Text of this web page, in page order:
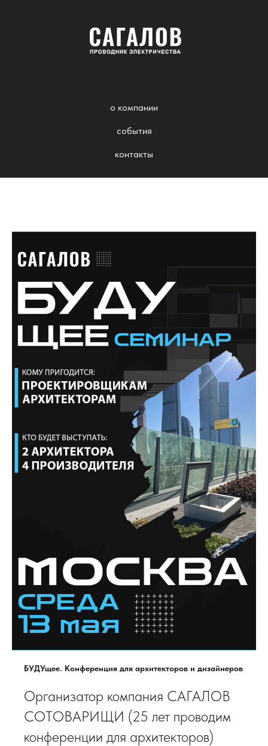
о компании
события
контакты
БУДУщее. Конференция для архитекторов и дизайнеров
Организатор компания САГАЛОВ
СОТОВАРИЩИ (25 лет проводим
конференции для архитекторов)